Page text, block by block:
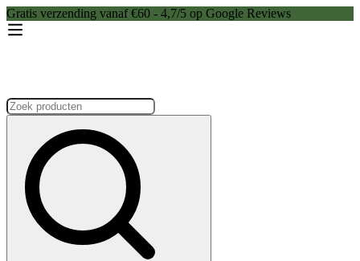
Gratis verzending vanaf €60 - 4,7/5 op Google Reviews
Zoeken: